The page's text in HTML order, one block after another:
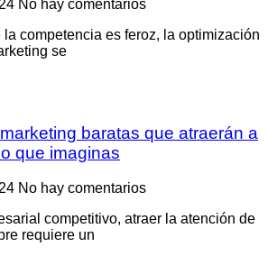
No hay comentarios
la competencia es feroz, la optimización
se
baratas que atraerán a
que imaginas
No hay comentarios
competitivo, atraer la atención de
requiere un